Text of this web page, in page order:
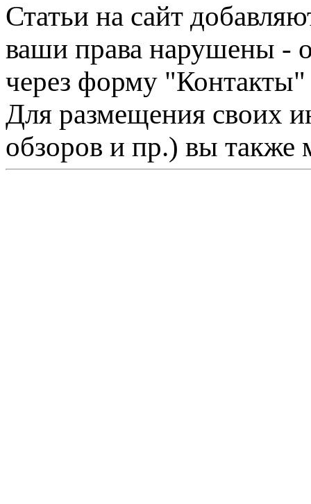
Статьи на сайт
ваши права нарушены -
через форму "Контакты"
Для размещения своих
обзоров и пр.) вы также